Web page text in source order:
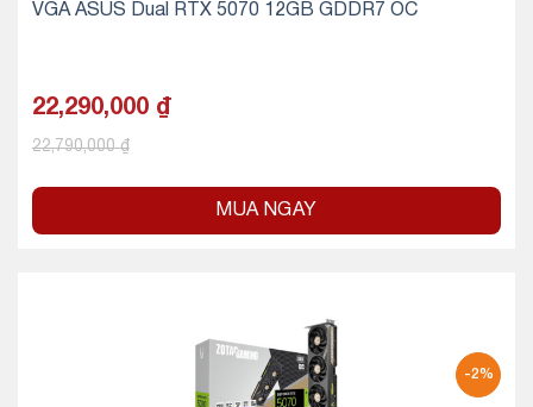
VGA ASUS Dual RTX 5070 12GB GDDR7 OC
22,290,000 ₫
22,790,000₫
MUA NGAY
-2%